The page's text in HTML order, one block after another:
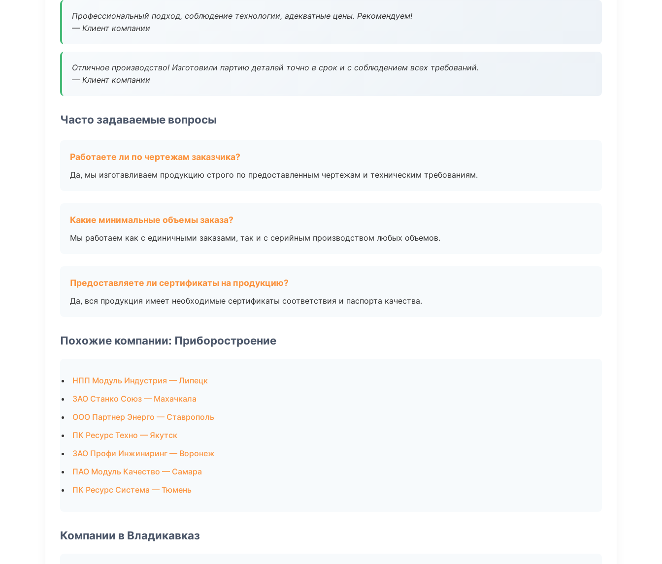
Профессиональный подход, соблюдение технологии, адекватные цены. Рекомендуем!
— Клиент компании
Отличное производство! Изготовили партию деталей точно в срок и с соблюдением всех требований.
— Клиент компании
Часто задаваемые вопросы
Работаете ли по чертежам заказчика?
Да, мы изготавливаем продукцию строго по предоставленным чертежам и техническим требованиям.
Какие минимальные объемы заказа?
Мы работаем как с единичными заказами, так и с серийным производством любых объемов.
Предоставляете ли сертификаты на продукцию?
Да, вся продукция имеет необходимые сертификаты соответствия и паспорта качества.
Похожие компании: Приборостроение
НПП Модуль Индустрия — Липецк
ЗАО Станко Союз — Махачкала
ООО Партнер Энерго — Ставрополь
ПК Ресурс Техно — Якутск
ЗАО Профи Инжиниринг — Воронеж
ПАО Модуль Качество — Самара
ПК Ресурс Система — Тюмень
Компании в Владикавказ